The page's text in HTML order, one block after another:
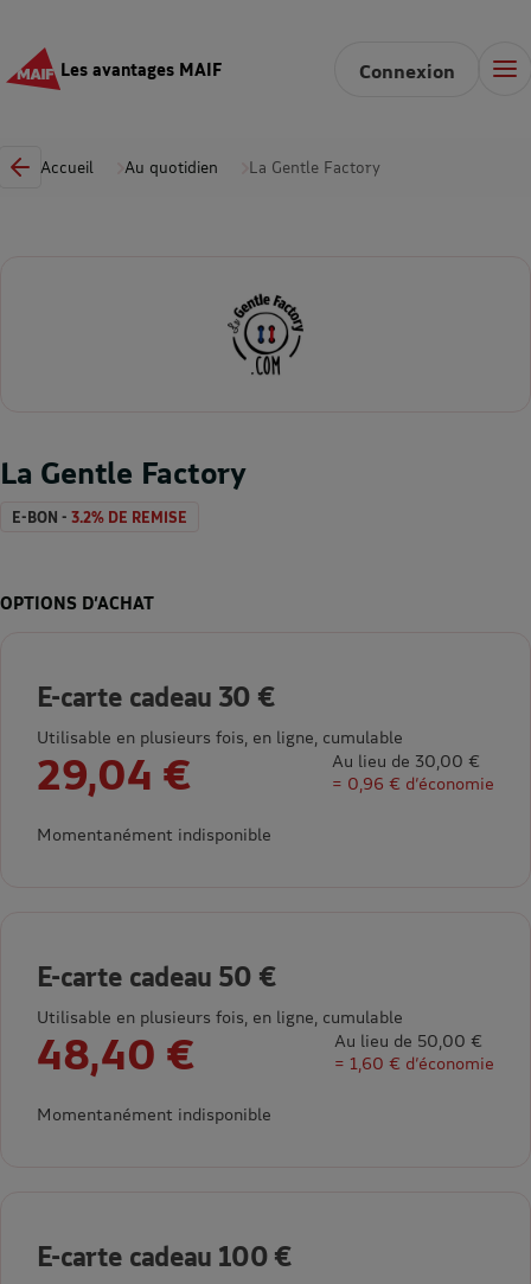
Les avantages MAIF Connexion
Accueil Au quotidien La Gentle Factory
La Gentle Factory
E-BON - 3.2% DE REMISE
OPTIONS D’ACHAT
E-carte cadeau 30 €
Utilisable en plusieurs fois, en ligne, cumulable
29,04 €
Au lieu de 30,00 €
= 0,96 € d’économie
Momentanément indisponible
E-carte cadeau 50 €
Utilisable en plusieurs fois, en ligne, cumulable
48,40 €
Au lieu de 50,00 €
= 1,60 € d’économie
Momentanément indisponible
E-carte cadeau 100 €